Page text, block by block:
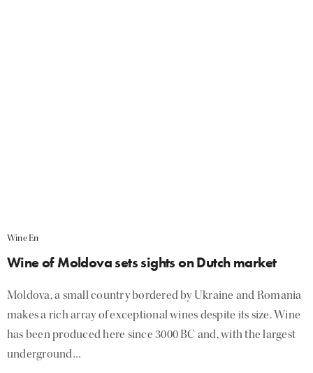
Wine En
Wine of Moldova sets sights on Dutch market
Moldova, a small country bordered by Ukraine and Romania
makes a rich array of exceptional wines despite its size. Wine
has been produced here since 3000 BC and, with the largest
underground…